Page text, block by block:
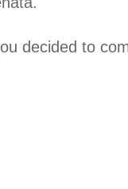
decided to